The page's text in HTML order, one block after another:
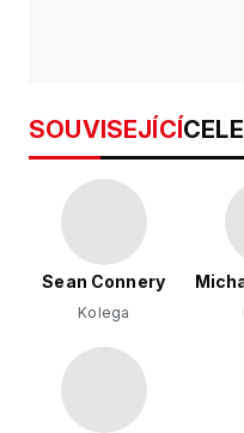
SOUVISEJÍCÍ
Sean Connery
Kolega